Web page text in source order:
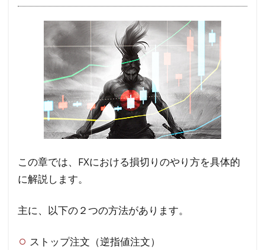
この章では、FXにおける損切りのやり方を具体的
に解説します。
主に、以下の２つの方法があります。
ストップ注文（逆指値注文）